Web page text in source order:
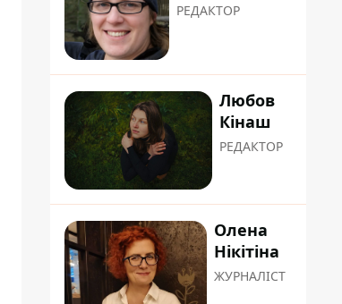
РЕДАКТОР
Любов
Кінаш
РЕДАКТОР
Олена
Нікітіна
ЖУРНАЛІСТ